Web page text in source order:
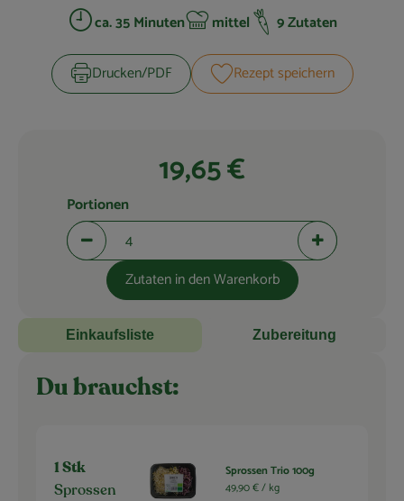
So geht’s
Über uns
Blog
Zubreitungszeit:
ca. 35 MinutenSchwierigkeit:
mittel 9 Zutaten
Drucken​/​PDF Rezept speichern
19,65 €
Portionen verringern (aktuell 4 Portionen ausgewählt)
Portionen
Portionen
Zutaten in den Warenkorb
Einkaufsliste Zubereitung
Du brauchst:
1 Stk
Sprossen
Sprossen Trio 100g
49,90 € / kg